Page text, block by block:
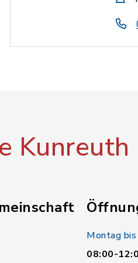
Kunreuth
Montag
08:00-